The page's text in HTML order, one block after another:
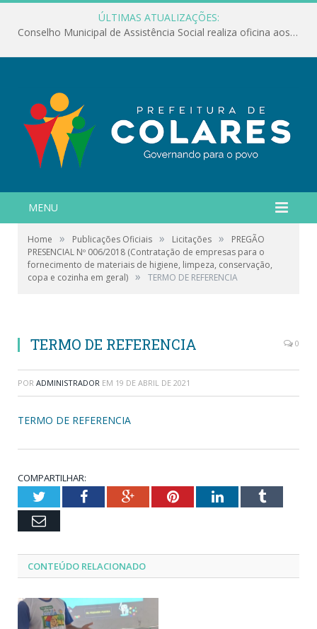
ÚLTIMAS ATUALIZAÇÕES:
Conselho Municipal de Assistência Social realiza oficina aos servidores
MENU
Home » Publicações Oficiais » Licitações »
PREGÃO
PRESENCIAL Nº 006/2018 (Contratação de empresas para o
fornecimento de materiais de higiene, limpeza, conservação,
copa e cozinha em geral) » TERMO DE REFERENCIA
TERMO DE REFERENCIA 0
POR ADMINISTRADOR EM 19 DE ABRIL DE 2021
TERMO DE REFERENCIA
COMPARTILHAR:
TwitterFacebookGoogle+PinterestLinkedInTumblr
Email
CONTEÚDO RELACIONADO